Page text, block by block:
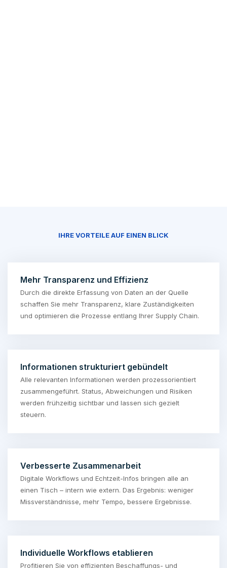
IHRE VORTEILE AUF EINEN BLICK
Mehr Transparenz und Effizienz
Durch die direkte Erfassung von Daten an der Quelle
schaffen Sie mehr Transparenz, klare Zuständigkeiten
und optimieren die Prozesse entlang Ihrer Supply Chain.
Informationen strukturiert gebündelt
Alle relevanten Informationen werden prozessorientiert
zusammengeführt. Status, Abweichungen und Risiken
werden frühzeitig sichtbar und lassen sich gezielt
steuern.
Verbesserte Zusammenarbeit
Digitale Workflows und Echtzeit-Infos bringen alle an
einen Tisch – intern wie extern. Das Ergebnis: weniger
Missverständnisse, mehr Tempo, bessere Ergebnisse.
Individuelle Workflows etablieren
Profitieren Sie von effizienten Beschaffungs- und